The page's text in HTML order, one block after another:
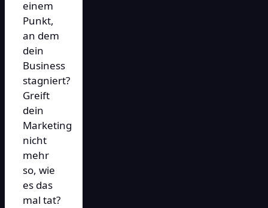
einem
Punkt,
an dem
dein
Business
stagniert?
Greift
dein
Marketing
nicht
mehr
so, wie
es das
mal tat?